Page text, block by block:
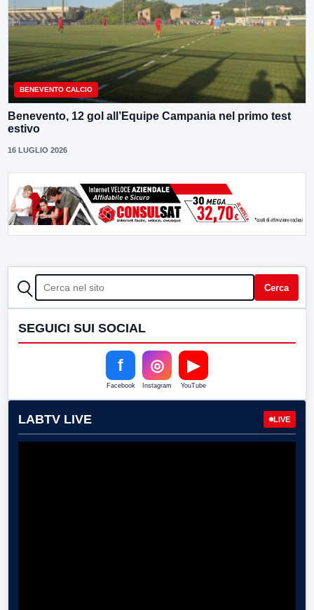
BENEVENTO CALCIO
Benevento, 12 gol all’Equipe Campania nel primo test
estivo
16 LUGLIO 2026
CERCA Cerca
SEGUICI SUI SOCIAL
f
Facebook
◎
Instagram
▶
YouTube
LABTV LIVE LIVE